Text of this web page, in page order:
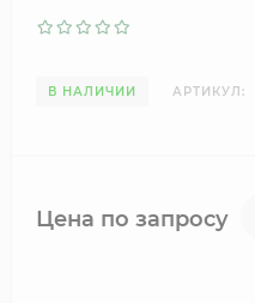
В НАЛИЧИИ АРТИКУЛ:
Цена по запросу